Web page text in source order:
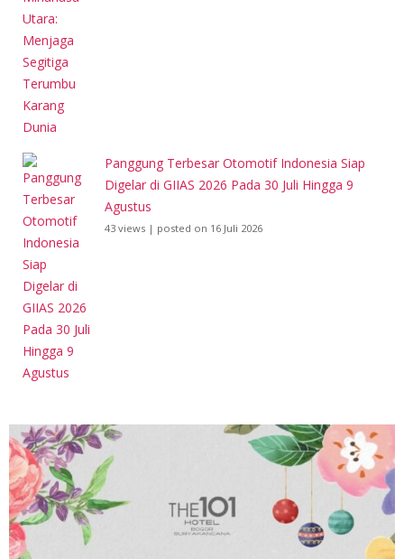
Panggung Terbesar Otomotif Indonesia Siap
Digelar di GIIAS 2026 Pada 30 Juli Hingga 9
Agustus
43 views | posted on 16 Juli 2026